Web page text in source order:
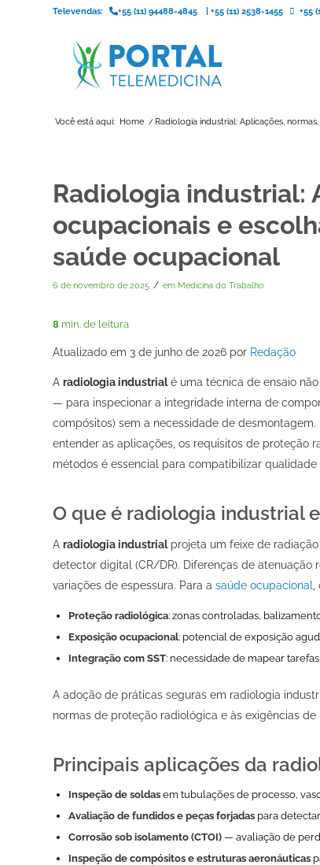
Televendas: +55 (11) 94488-4845 +55 (11) 2538-1455 +55
Você está aqui: Home / Radiologia industrial: Aplicações,
Radiologia industrial:
ocupacionais e
saúde ocupacional
6 de novembro de 2025 / em Medicina do Trabalho
8 min. de leitura
Atualizado em 3 de junho de 2026 por Redação
A radiologia industrialé uma técnica de ensaio
— para inspecionar a integridade interna de
compósitos) sem a necessidade de desmontagem.
entender as aplicações, os requisitos de proteção
métodos é essencial para compatibilizar
O que é radiologia industrial
A radiologia industrialprojeta um feixe de
detector digital (CR/DR). Diferenças de atenuação
variações de espessura. Para a saúde ocupacional
Proteção radiológica: zonas controladas,
Exposição ocupacional: potencial de exposição
Integração com SST: necessidade de mapear
A adoção de práticas seguras em radiologia
normas de proteção radiológica e às exigências de
Principais aplicações da
Inspeção de soldas em tubulações de processo,
Avaliação de fundidos e peças forjadas para
Corrosão sob isolamento (CTOI) — avaliação de
Inspeção de compósitos e estruturas aeronáuticas